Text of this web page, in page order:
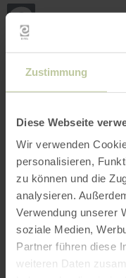
Zustimmung
Diese Webseite
Wir verwenden
personalisieren,
zu können und die
analysieren.
Verwendung unserer
soziale Medien,
Partner führen diese
weiteren Daten
Retour
à
page
d'accueil
L'offre de loisirs
par le prestataire
prestataire
responsable du